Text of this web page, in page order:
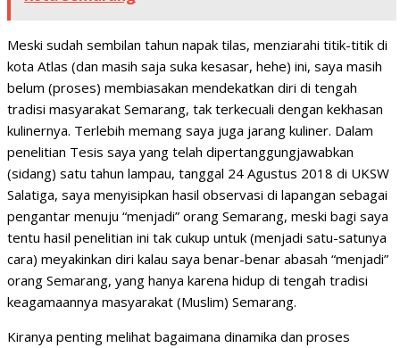
Meski sudah sembilan tahun napak tilas, menziarahi titik-titik di
kota Atlas (dan masih saja suka kesasar, hehe) ini, saya masih
belum (proses) membiasakan mendekatkan diri di tengah
tradisi masyarakat Semarang, tak terkecuali dengan kekhasan
kulinernya. Terlebih memang saya juga jarang kuliner. Dalam
penelitian Tesis saya yang telah dipertanggungjawabkan
(sidang) satu tahun lampau, tanggal 24 Agustus 2018 di UKSW
Salatiga, saya menyisipkan hasil observasi di lapangan sebagai
pengantar menuju “menjadi” orang Semarang, meski bagi saya
tentu hasil penelitian ini tak cukup untuk (menjadi satu-satunya
cara) meyakinkan diri kalau saya benar-benar abasah “menjadi”
orang Semarang, yang hanya karena hidup di tengah tradisi
keagamaannya masyarakat (Muslim) Semarang.
Kiranya penting melihat bagaimana dinamika dan proses